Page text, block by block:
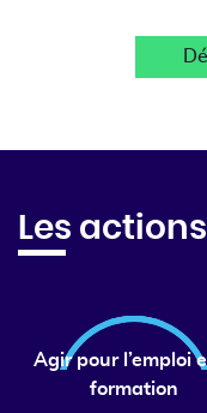
Les
Agir pour l’emploi
formation